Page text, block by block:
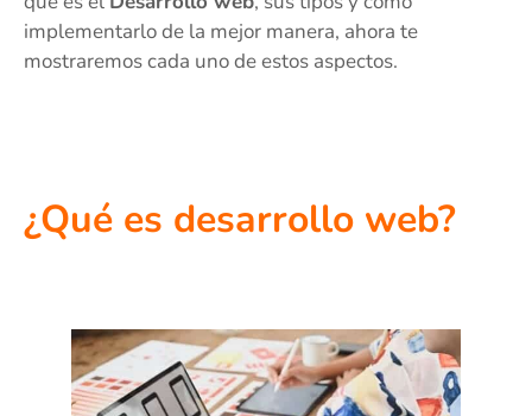
implementarlo de la mejor manera, ahora te
mostraremos cada uno de estos aspectos.
¿Qué es desarrollo web?